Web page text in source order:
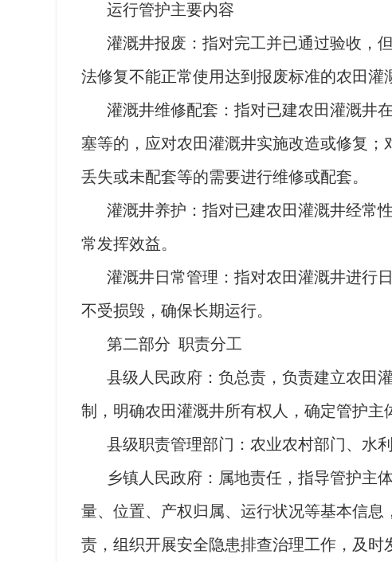
运行管护主要内容
灌溉井报废：指对完工并已通过验收，
法修复不能正常使用达到报废标准的农田灌
灌溉井维修配套：指对已建农田灌溉井
塞等的，应对农田灌溉井实施改造或修复；
丢失或未配套等的需要进行维修或配套。
灌溉井养护：指对已建农田灌溉井经常
常发挥效益。
灌溉井日常管理：指对农田灌溉井进行
不受损毁，确保长期运行。
第二部分 职责分工
县级人民政府：负总责，负责建立农田
制，明确农田灌溉井所有权人，确定管护主
县级职责管理部门：农业农村部门、水
乡镇人民政府：属地责任，指导管护主
量、位置、产权归属、运行状况等基本信
责，组织开展安全隐患排查治理工作，及时